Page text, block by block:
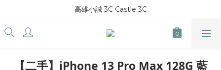
高雄小誠 3C Castle 3C
【二手】iPhone 13 Pro Max 128G 藍